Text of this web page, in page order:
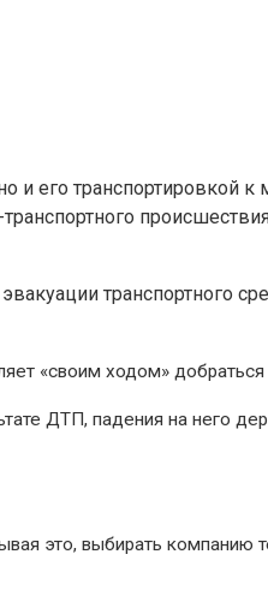
его транспортировкой к
транспортного
«своим ходом»
ДТП, падения на него
это, выбирать компанию